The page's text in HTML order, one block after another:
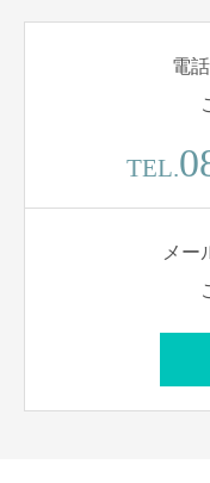
電
TEL.
メー